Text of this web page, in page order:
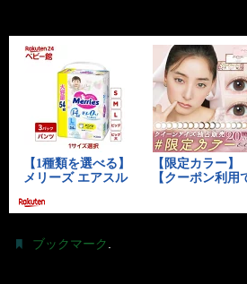
ブックマーク.